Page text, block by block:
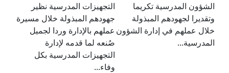
الشؤون المدرسية تكريما
وتقديرا لجهودهم المبذولة
خلال عملهم في إدارة الشؤون
المدرسية...
التجهيزات المدرسية نظير
جهودهم المبذولة خلال مسيرة
عملهم بالإدارة وردا لجميل
صُنعه لما قدمه لإدارة
التجهيزات المدرسية بكل
وفاء...